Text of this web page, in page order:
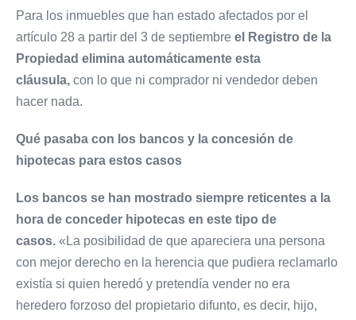
Para los inmuebles que han estado afectados por el
artículo 28 a partir del 3 de septiembre el Registro de la
Propiedad elimina automáticamente esta
cláusula, con lo que ni comprador ni vendedor deben
hacer nada.
Qué pasaba con los bancos y la concesión de
hipotecas para estos casos
Los bancos se han mostrado siempre reticentes a la
hora de conceder hipotecas en este tipo de
casos. «La posibilidad de que apareciera una persona
con mejor derecho en la herencia que pudiera reclamarlo
existía si quien heredó y pretendía vender no era
heredero forzoso del propietario difunto, es decir, hijo,